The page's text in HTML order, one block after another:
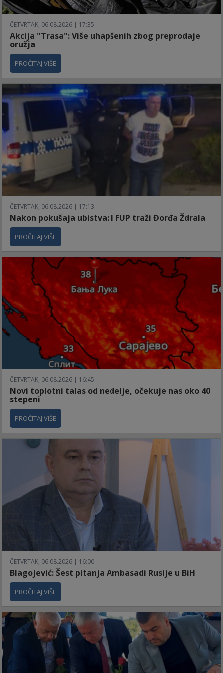
ČETVRTAK, 06.08.2026 | 17:35
Akcija "Trasa": Više uhapšenih zbog preprodaje
oružja
PROČITAJ VIŠE
ČETVRTAK, 06.08.2026 | 17:13
Nakon pokušaja ubistva: I FUP traži Đorđa Ždrala
PROČITAJ VIŠE
ČETVRTAK, 06.08.2026 | 16:45
Novi toplotni talas od nedelje, očekuje nas oko 40
stepeni
PROČITAJ VIŠE
ČETVRTAK, 06.08.2026 | 16:00
Blagojević: Šest pitanja Ambasadi Rusije u BiH
PROČITAJ VIŠE